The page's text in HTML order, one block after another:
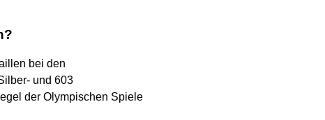
bei den
und 603
der Olympischen Spiele